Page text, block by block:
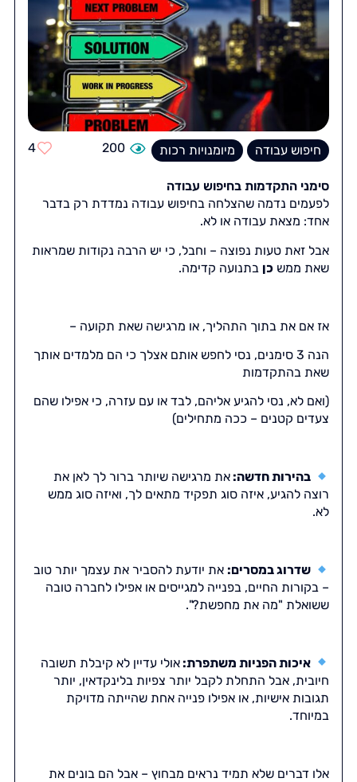
חיפוש עבודה מיומנויות רכות 200
4
סימני התקדמות בחיפוש עבודה
לפעמים נדמה שהצלחה בחיפוש עבודה נמדדת רק בדבר
אחד: מצאת עבודה או לא.
אבל זאת טעות נפוצה – וחבל, כי יש הרבה נקודות שמראות
שאת ממשכן בתנועה קדימה.
אז אם את בתוך התהליך, או מרגישה שאת תקועה –
הנה 3 סימנים, נסי לחפש אותם אצלך כי הם מלמדים אותך
שאת בהתקדמות
(ואם לא, נסי להגיע אליהם, לבד או עם עזרה, כי אפילו שהם
צעדים קטנים – ככה מתחילים)
בהירות חדשה: את מרגישה שיותר ברור לך לאן את
רוצה להגיע, איזה סוג תפקיד מתאים לך, ואיזה סוג ממש
לא.
שדרוג במסרים: את יודעת להסביר את עצמך יותר טוב
– בקורות החיים, בפנייה למגייסים או אפילו לחברה טובה
ששואלת "מה את מחפשת?".
איכות הפניות משתפרת: אולי עדיין לא קיבלת תשובה
חיובית, אבל התחלת לקבל יותר צפיות בלינקדאין, יותר
תגובות אישיות, או אפילו פנייה אחת שהייתה מדויקת
במיוחד.
אלו דברים שלא תמיד נראים מבחוץ – אבל הם בונים את